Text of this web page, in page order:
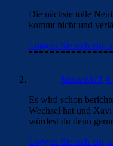
Die nächste tolle
kommt nicht und
Loggen Sie sich ein,
Matze1515
Es wird schon
Wechsel hat und
würdest du denn
Loggen Sie sich ein,